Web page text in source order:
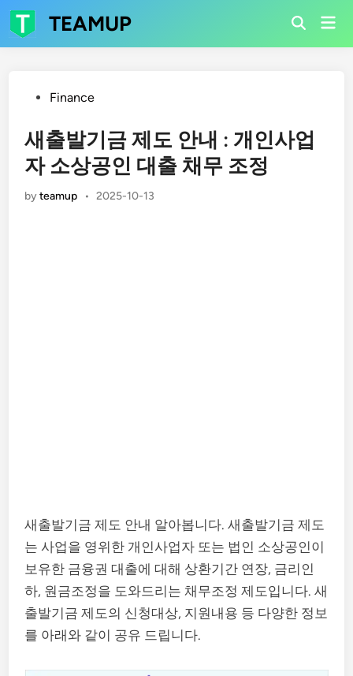
Skip
to
content
TEAMUP
Open
PostedFinance
새출발기금 제도 안내 : 개인사업
자 소상공인 대출 채무 조정
byteamup • 2025-10-13
새출발기금 제도 안내 알아봅니다. 새출발기금 제도
는 사업을 영위한 개인사업자 또는 법인 소상공인이
보유한 금융권 대출에 대해 상환기간 연장, 금리인
하, 원금조정을 도와드리는 채무조정 제도입니다. 새
출발기금 제도의 신청대상, 지원내용 등 다양한 정보
를 아래와 같이 공유 드립니다.